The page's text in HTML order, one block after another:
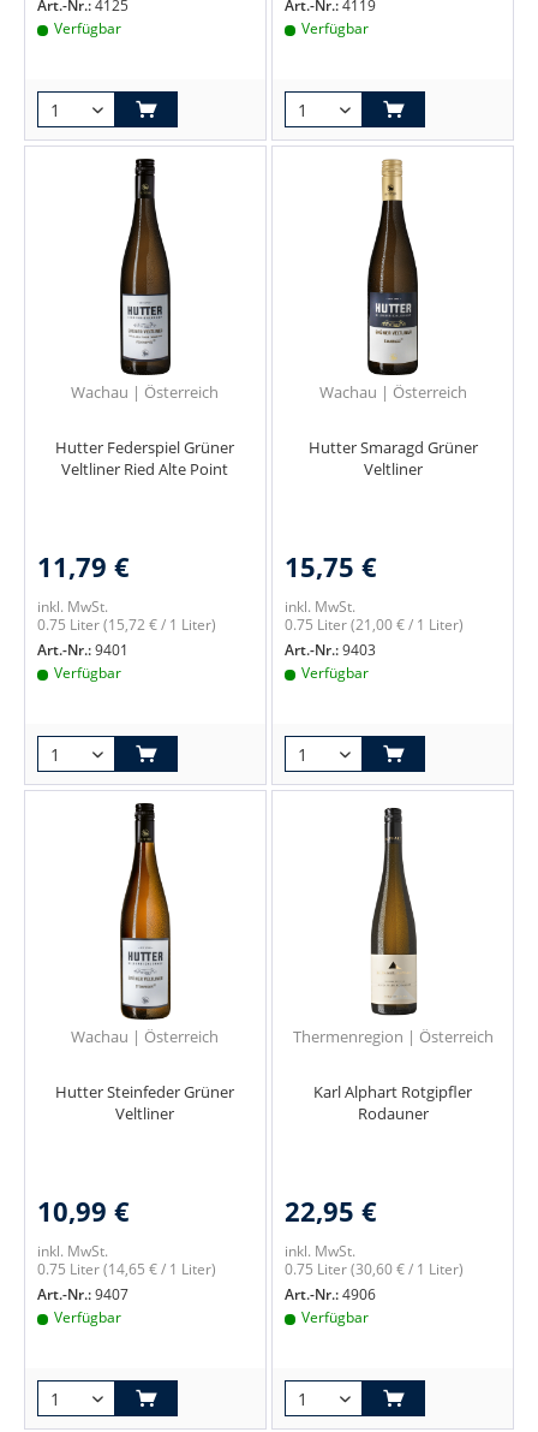
Art.-Nr.:4125
Verfügbar
Art.-Nr.:4119
Verfügbar
Wachau | Österreich
Hutter Federspiel Grüner
Veltliner Ried Alte Point
11,79 €
inkl. MwSt.
0.75 Liter(15,72 € / 1 Liter)
Art.-Nr.:9401
Verfügbar
Wachau | Österreich
Hutter Smaragd Grüner
Veltliner
15,75 €
inkl. MwSt.
0.75 Liter(21,00 € / 1 Liter)
Art.-Nr.:9403
Verfügbar
Wachau | Österreich
Hutter Steinfeder Grüner
Veltliner
10,99 €
inkl. MwSt.
0.75 Liter(14,65 € / 1 Liter)
Art.-Nr.:9407
Verfügbar
Thermenregion | Österreich
Karl Alphart Rotgipfler
Rodauner
22,95 €
inkl. MwSt.
0.75 Liter(30,60 € / 1 Liter)
Art.-Nr.:4906
Verfügbar